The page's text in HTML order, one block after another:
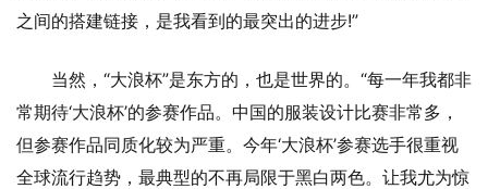
之间的搭建链接，是我看到的最突出的进步!”
当然，“大浪杯”是东方的，也是世界的。“每一年我都非
常期待‘大浪杯’的参赛作品。中国的服装设计比赛非常多，
但参赛作品同质化较为严重。今年‘大浪杯’参赛选手很重视
全球流行趋势，最典型的不再局限于黑白两色。让我尤为惊